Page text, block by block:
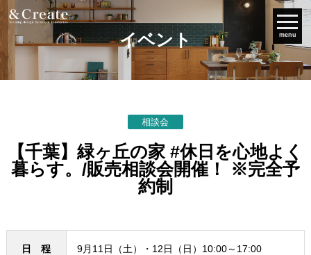
menu
イベント
相談会
【千葉】緑ヶ丘の家 #休日を心地よく
暮らす。/販売相談会開催！ ※完全予
約制
日 程 9月11日（土）・12日（日）10:00～17:00